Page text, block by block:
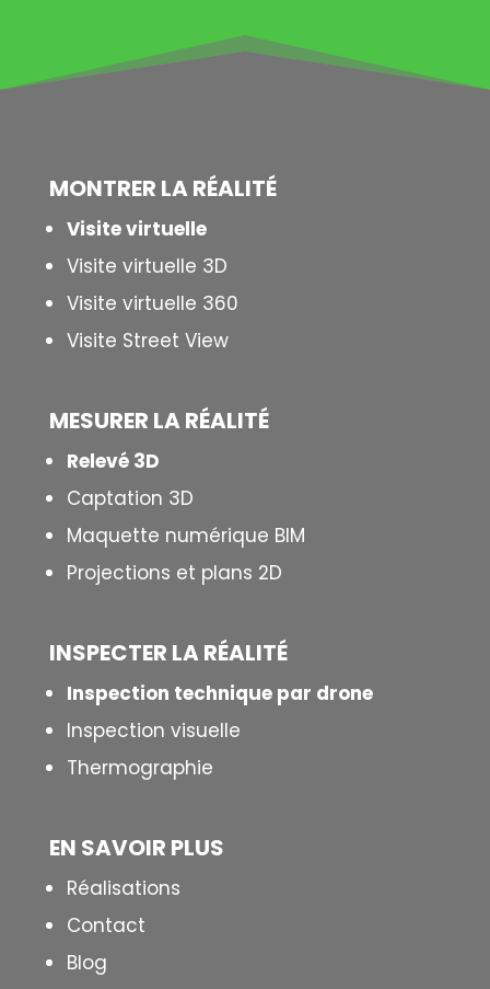
MONTRER LARÉALITÉ
Visite virtuelle
Visite virtuelle 3D
Visite virtuelle 360
Visite Street View
MESURER LARÉALITÉ
Relevé 3D
Captation 3D
Maquette numérique BIM
Projections et plans 2D
INSPECTER LA RÉALITÉ
Inspection technique par drone
Inspection visuelle
Thermographie
EN SAVOIR PLUS
Réalisations
Contact
Blog